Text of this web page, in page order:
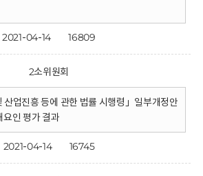
2021-04-14 16809
2소위원회
산업진흥 등에 관한 법률 시행령」일부개정안
요인 평가 결과
2021-04-14 16745